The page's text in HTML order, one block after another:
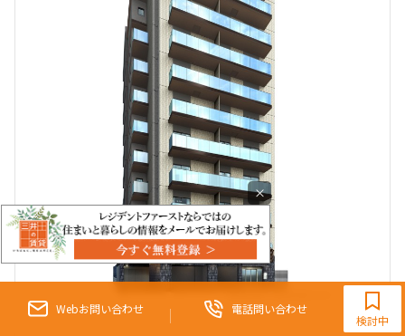
Webお問い合わせ 電話問い合わせ
9:30~18:00（水曜定休）
検討中
×